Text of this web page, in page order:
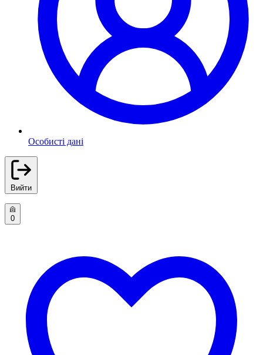
Особисті дані
Вийти
0